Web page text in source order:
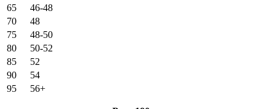
65
46-48
70
48
75
48-50
80
50-52
85
52
90
54
95
56+